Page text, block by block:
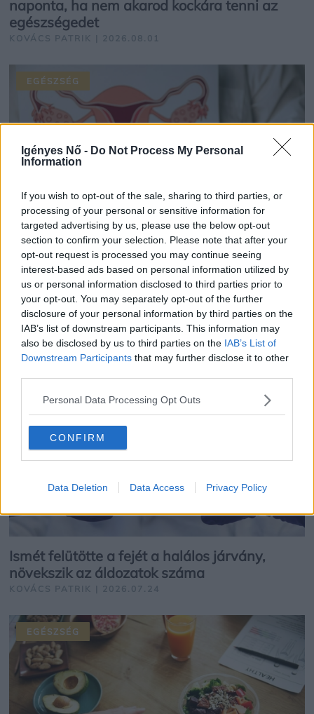
Igényes Nő - Do Not Process My Personal
Information
If you wish to opt-out of the sale, sharing to third parties, or
processing of your personal or sensitive information for
targeted advertising by us, please use the below opt-out
section to confirm your selection. Please note that after your
opt-out request is processed you may continue seeing
interest-based ads based on personal information utilized by
us or personal information disclosed to third parties prior to
your opt-out. You may separately opt-out of the further
disclosure of your personal information by third parties on the
IAB’s list of downstream participants. This information may
also be disclosed by us to third parties on the IAB’s List of
Downstream Participants that may further disclose it to other
Personal Data Processing Opt Outs
CONFIRM
Data Deletion Data Access Privacy Policy
naponta, ha nem akarod kockára tenni az
egészségedet
KOVÁCS PATRIK | 2026.08.01
Milliárdos kártérítést fizethet az óriásvállalat
a petefészekrákos megbetegedések miatt
KOVÁCS PATRIK | 2026.07.29
EGÉSZSÉG
Ismét felütötte a fejét a halálos járvány,
növekszik az áldozatok száma
KOVÁCS PATRIK | 2026.07.24
EGÉSZSÉG
EGÉSZSÉG